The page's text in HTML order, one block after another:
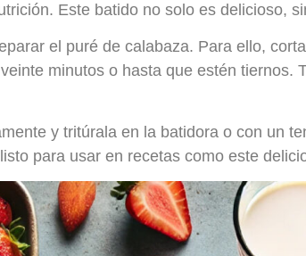
Este batido no solo es delicioso,
el puré de calabaza. Para ello,
minutos o hasta que estén tiernos.
y tritúrala en la batidora o con un
para usar en recetas como este